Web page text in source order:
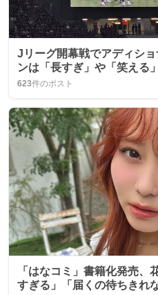
Jリーグ開幕戦でアディシ
ンは「長すぎ」や「笑える
623件のポスト
「はなコミ」書籍化発売、
すぎる」「届くの待ちきれ